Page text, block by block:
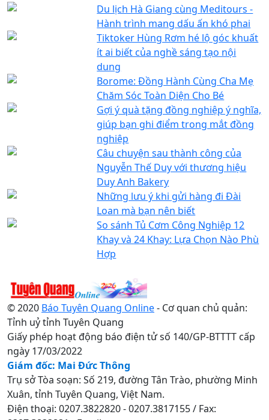
Du lịch Hà Giang cùng Meditours -
Hành trình mang dấu ấn khó phai
Tiktoker Hùng Rơm hé lộ góc khuất
ít ai biết của nghề sáng tạo nội
dung
Borome: Đồng Hành Cùng Cha Mẹ
Chăm Sóc Toàn Diện Cho Bé
Gợi ý quà tặng đồng nghiệp ý nghĩa,
giúp bạn ghi điểm trong mắt đồng
nghiệp
Câu chuyện sau thành công của
Nguyễn Thế Duy với thương hiệu
Duy Anh Bakery
Những lưu ý khi gửi hàng đi Đài
Loan mà bạn nên biết
So sánh Tủ Cơm Công Nghiệp 12
Khay và 24 Khay: Lựa Chọn Nào Phù
Hợp
© 2020 Báo Tuyên Quang Online- Cơ quan chủ quản:
Tỉnh uỷ tỉnh Tuyên Quang
Giấy phép hoạt động báo điện tử số 140/GP-BTTTT cấp
ngày 17/03/2022
Giám đốc: Mai Đức Thông
Trụ sở Tòa soạn: Số 219, đường Tân Trào, phường Minh
Xuân, tỉnh Tuyên Quang, Việt Nam.
Điện thoại: 0207.3822820 - 0207.3817155 / Fax: